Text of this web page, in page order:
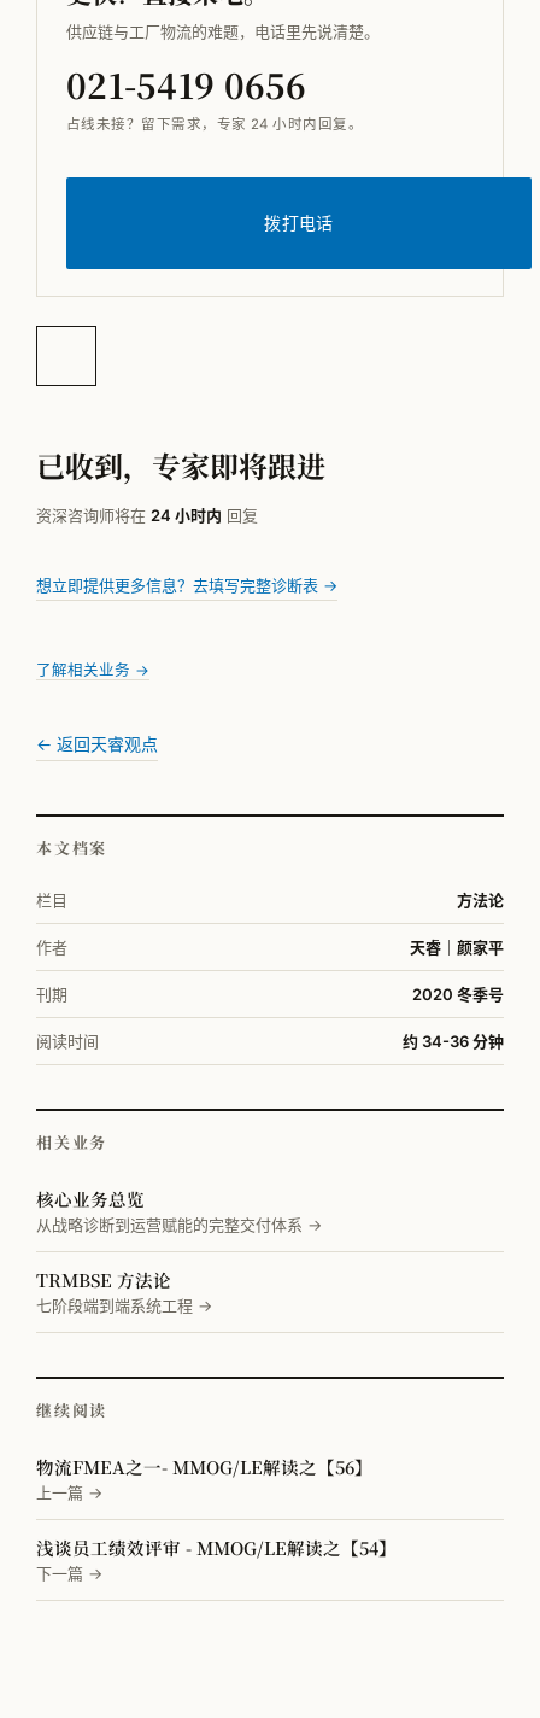
供应链与工厂物流的难题，电话里先说清楚。
021-5419 0656
占线未接？留下需求，专家 24 小时内回复。
拨打电话
已收到，专家即将跟进
资深咨询师将在 24 小时内 回复
想立即提供更多信息？去填写完整诊断表 →
了解相关业务 →
← 返回天睿观点
本文档案
栏目 方法论
作者 天睿｜颜家平
刊期 2020 冬季号
阅读时间 约 34-36 分钟
相关业务
核心业务总览
从战略诊断到运营赋能的完整交付体系 →
TRMBSE 方法论
七阶段端到端系统工程 →
继续阅读
物流FMEA之一- MMOG/LE解读之【56】
上一篇 →
浅谈员工绩效评审 - MMOG/LE解读之【54】
下一篇 →